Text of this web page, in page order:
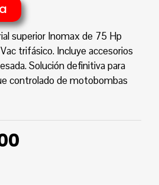
superior Inomax de 75 Hp
trifásico. Incluye accesorios
Solución definitiva para
controlado de motobombas